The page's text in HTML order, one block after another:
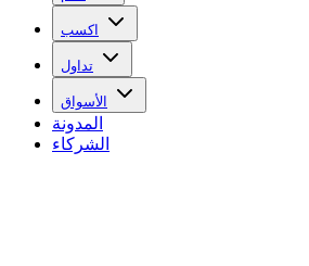
اكسب
تداول
الأسواق
المدونة
الشركاء